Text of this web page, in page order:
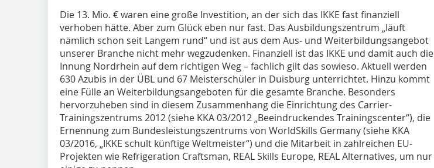
Die 13. Mio. € waren eine große Investition, an der sich das IKKE fast finanziell
verhoben hätte. Aber zum Glück eben nur fast. Das Ausbildungszentrum „läuft
nämlich schon seit Langem rund“ und ist aus dem Aus- und Weiterbildungsangebot
unserer Branche nicht mehr wegzudenken. Finanziell ist das IKKE und damit auch die
Innung Nordrhein auf dem richtigen Weg – fachlich gilt das sowieso. Aktuell werden
630 Azubis in der ÜBL und 67 Meisterschüler in Duisburg unterrichtet. Hinzu kommt
eine Fülle an Weiterbildungsangeboten für die gesamte Branche. Besonders
hervorzuheben sind in diesem Zusammenhang die Einrichtung des Carrier-
Trainingszentrums 2012 (siehe KKA 03/2012 „Beeindruckendes Trainingscenter“), die
Ernennung zum Bundesleistungszentrums von WorldSkills Germany (siehe KKA
03/2016, „IKKE schult künftige Weltmeister“) und die Mitarbeit in zahlreichen EU-
Projekten wie Refrigeration Craftsman, REAL Skills Europe, REAL Alternatives, um nur